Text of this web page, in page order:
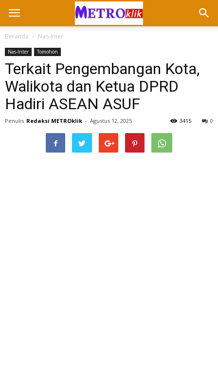
Beranda Nas-Inter
Nas-Inter Tomohon
Terkait Pengembangan Kota,
Walikota dan Ketua DPRD
Hadiri ASEAN ASUF
Penulis Redaksi METROklik - Agustus 12, 2025 0
3415